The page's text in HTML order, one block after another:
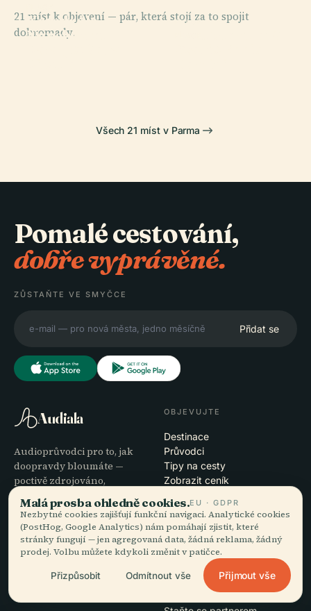
21 míst k objevení — pár, která stojí za to spojit
dohromady.
Katedrála
Nanebevzetí
PLACE
PLACE
Všech 21 míst v Parma
Pomalé cestování,
dobře vyprávěné.
ZŮSTAŇTE VE SMYČCE
Přidat se
Audiala
Audioprůvodci pro to, jak
doopravdy bloumáte —
poctivě zdrojováno,
namluveno pro ulici,
staženo na jeden zátah.
OBJEVUJTE
Destinace
Průvodci
Tipy na cesty
Zobrazit ceník
SPOLEČNOST
Redakční proces
NÁPOVĚDA
Řešení potíží s aplikací
Malá prosba ohledně cookies.EU · GDPR
Nezbytné cookies zajišťují funkční navigaci. Analytické cookies
(PostHog, Google Analytics) nám pomáhají zjistit, které
stránky fungují — jen agregovaná data, žádná reklama, žádný
prodej. Volbu můžete kdykoli změnit v patičce.
Přizpůsobit Odmítnout vše Přijmout vše